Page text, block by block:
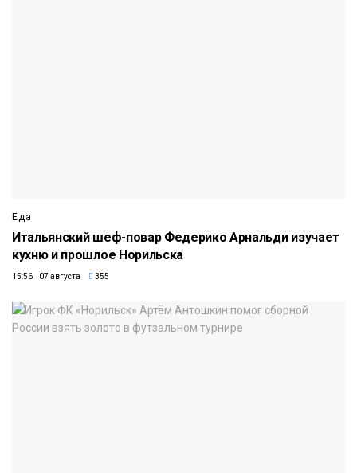
Еда
Итальянский шеф-повар Федерико Арнальди изучает
кухню и прошлое Норильска
15:56 07 августа 355